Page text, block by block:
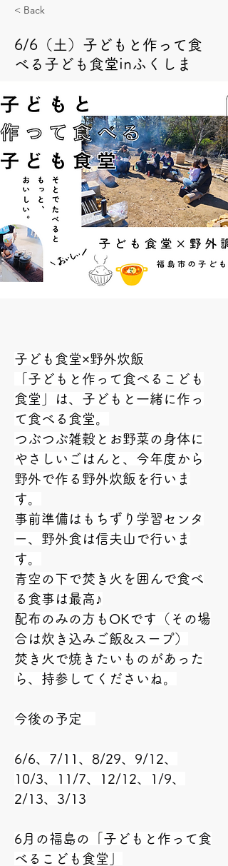
< Back
6/6（土）子どもと作って食
べる子ども食堂inふくしま
子ども食堂×野外炊飯
「子どもと作って食べるこども
食堂」は、子どもと一緒に作っ
て食べる食堂。
つぶつぶ雑穀とお野菜の身体に
やさしいごはんと、今年度から
野外で作る野外炊飯を行いま
す。
事前準備はもちずり学習センタ
ー、野外食は信夫山で行いま
す。
青空の下で焚き火を囲んで食べ
る食事は最高♪
配布のみの方もOKです（その場
合は炊き込みご飯&スープ）
焚き火で焼きたいものがあった
ら、持参してくださいね。
今後の予定
6/6、7/11、8/29、9/12、
10/3、11/7、12/12、1/9、
2/13、3/13
6月の福島の「子どもと作って食
べるこども食堂」